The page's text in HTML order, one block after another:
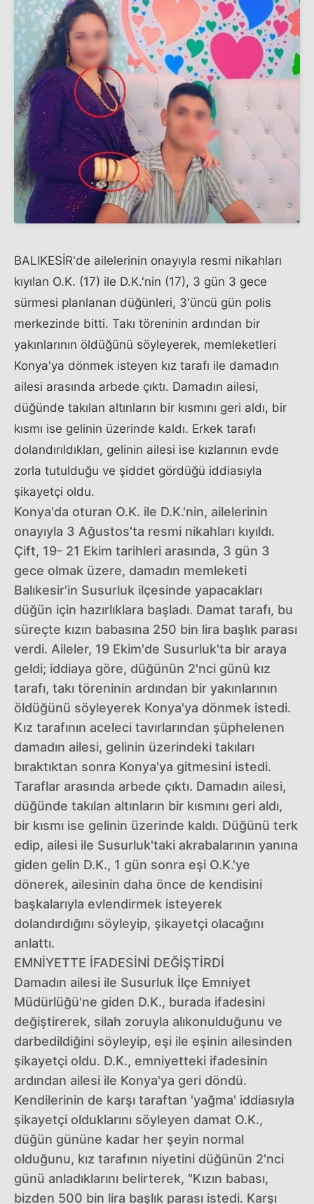
BALIKESİR'de ailelerinin onayıyla resmi nikahları
kıyılan O.K. (17) ile D.K.'nin (17), 3 gün 3 gece
sürmesi planlanan düğünleri, 3'üncü gün polis
merkezinde bitti. Takı töreninin ardından bir
yakınlarının öldüğünü söyleyerek, memleketleri
Konya'ya dönmek isteyen kız tarafı ile damadın
ailesi arasında arbede çıktı. Damadın ailesi,
düğünde takılan altınların bir kısmını geri aldı, bir
kısmı ise gelinin üzerinde kaldı. Erkek tarafı
dolandırıldıkları, gelinin ailesi ise kızlarının evde
zorla tutulduğu ve şiddet gördüğü iddiasıyla
şikayetçi oldu.
Konya'da oturan O.K. ile D.K.'nin, ailelerinin
onayıyla 3 Ağustos'ta resmi nikahları kıyıldı.
Çift, 19- 21 Ekim tarihleri arasında, 3 gün 3
gece olmak üzere, damadın memleketi
Balıkesir'in Susurluk ilçesinde yapacakları
düğün için hazırlıklara başladı. Damat tarafı, bu
süreçte kızın babasına 250 bin lira başlık parası
verdi. Aileler, 19 Ekim'de Susurluk'ta bir araya
geldi; iddiaya göre, düğünün 2'nci günü kız
tarafı, takı töreninin ardından bir yakınlarının
öldüğünü söyleyerek Konya'ya dönmek istedi.
Kız tarafının aceleci tavırlarından şüphelenen
damadın ailesi, gelinin üzerindeki takıları
bıraktıktan sonra Konya'ya gitmesini istedi.
Taraflar arasında arbede çıktı. Damadın ailesi,
düğünde takılan altınların bir kısmını geri aldı,
bir kısmı ise gelinin üzerinde kaldı. Düğünü terk
edip, ailesi ile Susurluk'taki akrabalarının yanına
giden gelin D.K., 1 gün sonra eşi O.K.'ye
dönerek, ailesinin daha önce de kendisini
başkalarıyla evlendirmek isteyerek
dolandırdığını söyleyip, şikayetçi olacağını
anlattı.
EMNİYETTE İFADESİNİ DEĞİŞTİRDİ
Damadın ailesi ile Susurluk İlçe Emniyet
Müdürlüğü'ne giden D.K., burada ifadesini
değiştirerek, silah zoruyla alıkonulduğunu ve
darbedildiğini söyleyip, eşi ile eşinin ailesinden
şikayetçi oldu. D.K., emniyetteki ifadesinin
ardından ailesi ile Konya'ya geri döndü.
Kendilerinin de karşı taraftan 'yağma' iddiasıyla
şikayetçi olduklarını söyleyen damat O.K.,
düğün gününe kadar her şeyin normal
olduğunu, kız tarafının niyetini düğünün 2'nci
günü anladıklarını belirterek, "Kızın babası,
bizden 500 bin lira başlık parası istedi. Karşı